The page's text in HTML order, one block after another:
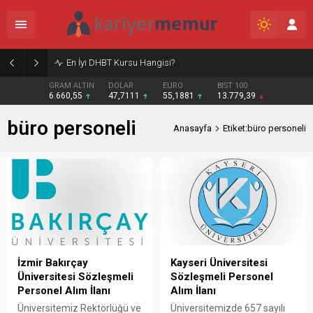
En İyi DHBT Kursu Hangisi?
GRAM ALTIN
6.660,55
DOLAR
47,7111
EURO
55,1881
BIST 100
13.779,39
büro personeli Anasayfa Etiket:büro personeli
İzmir Bakırçay
Üniversitesi Sözleşmeli
Personel Alım İlanı
Üniversitemiz Rektörlüğü ve
Kayseri Üniversitesi
Sözleşmeli Personel
Alım İlanı
Üniversitemizde 657 sayılı